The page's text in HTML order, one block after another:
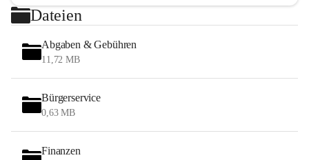
Dateien
Abgaben & Gebühren
11,72 MB
Bürgerservice
0,63 MB
Finanzen